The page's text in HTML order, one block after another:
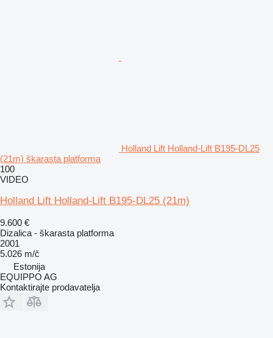
Holland Lift Holland-Lift B195-DL25
(21m) škarasta platforma
100
VIDEO
Holland Lift Holland-Lift B195-DL25 (21m)
9.600 €
Dizalica - škarasta platforma
2001
5.026 m/č
Estonija
EQUIPPO AG
Kontaktirajte prodavatelja